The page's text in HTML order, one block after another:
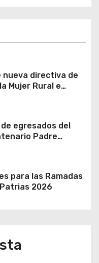
nueva directiva de
Mujer Rural e
egresados del
Padre
a la industria
para las Ramadas
2026